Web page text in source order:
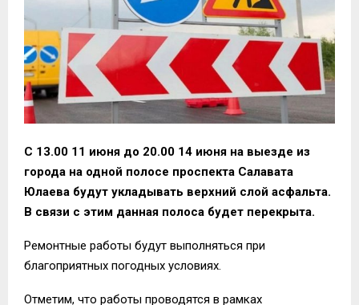
С 13.00 11 июня до 20.00 14 июня на выезде из
города на одной полосе проспекта Салавата
Юлаева будут укладывать верхний слой асфальта.
В связи с этим данная полоса будет перекрыта.
Ремонтные работы будут выполняться при
благоприятных погодных условиях.
Отметим, что работы проводятся в рамках